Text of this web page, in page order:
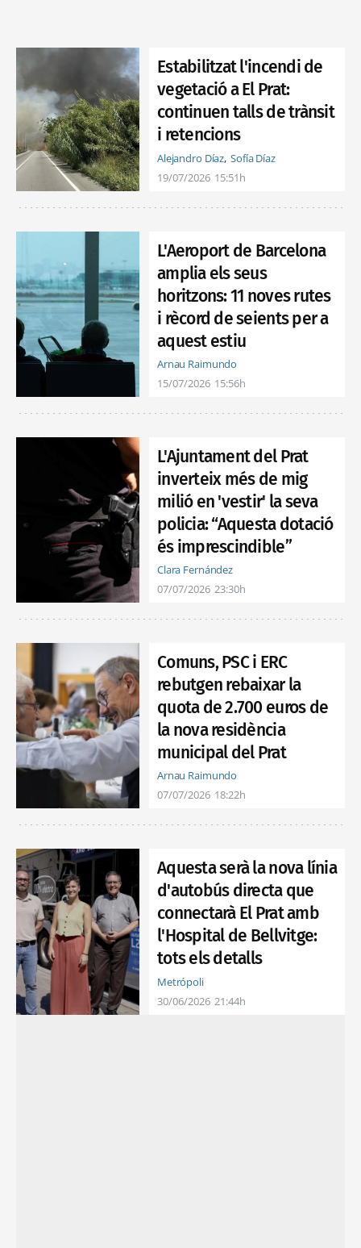
Estabilitzat l'incendi de
vegetació a El Prat:
continuen talls de trànsit
i retencions
Alejandro Díaz Sofía Díaz
19/07/2026 15:51h
L'Aeroport de Barcelona
amplia els seus
horitzons: 11 noves rutes
i rècord de seients per a
aquest estiu
Arnau Raimundo
15/07/2026 15:56h
L'Ajuntament del Prat
inverteix més de mig
milió en 'vestir' la seva
policia: “Aquesta dotació
és imprescindible”
Clara Fernández
07/07/2026 23:30h
Comuns, PSC i ERC
rebutgen rebaixar la
quota de 2.700 euros de
la nova residència
municipal del Prat
Arnau Raimundo
07/07/2026 18:22h
Aquesta serà la nova línia
d'autobús directa que
connectarà El Prat amb
l'Hospital de Bellvitge:
tots els detalls
Metrópoli
30/06/2026 21:44h